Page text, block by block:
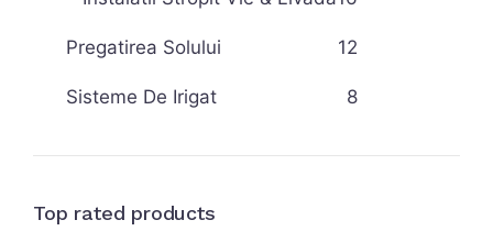
Pregatirea Solului 12
Sisteme De Irigat 8
Top rated products